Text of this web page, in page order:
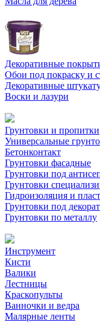
Декоративные
Обои под покраску и
Декоративные
Воски и лазури
Грунтовки и пропитки
Универсальные
Бетонконтакт
Грунтовки фасадные
Грунтовки под
Грунтовки
Гидроизоляция и
Грунтовки под
Грунтовки по металлу
Инструмент
Кисти
Валики
Лестницы
Краскопульты
Ванночки и ведра
Малярные ленты